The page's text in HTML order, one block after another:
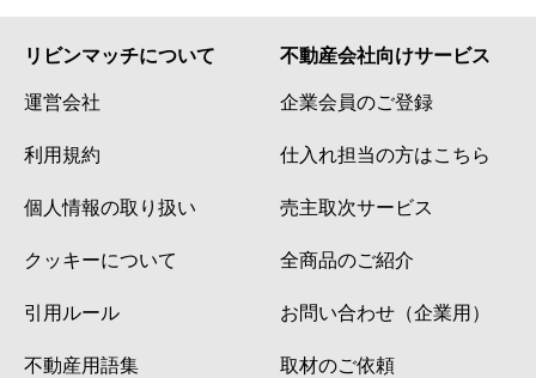
リビンマッチについて
運営会社
利用規約
個人情報の取り扱い
クッキーについて
引用ルール
不動産用語集
不動産会社向けサービス
企業会員のご登録
仕入れ担当の方はこちら
売主取次サービス
全商品のご紹介
お問い合わせ（企業用）
取材のご依頼